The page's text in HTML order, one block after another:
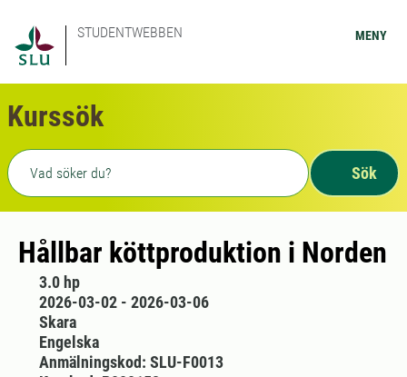
STUDENTWEBBEN MENY
Kurssök
Fritext sökning
Sök
Hållbar köttproduktion i Norden
3.0 hp
2026-03-02 - 2026-03-06
Skara
Engelska
Anmälningskod: SLU-F0013